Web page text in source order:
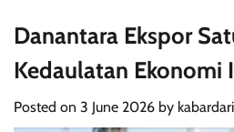
Danantara Ekspor
Kedaulatan Ekonomi
Posted on 3 June 2026 by